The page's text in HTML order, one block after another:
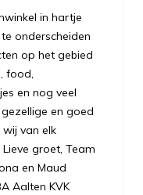
in hartje
onderscheiden
op het gebied
food,
en nog veel
en goed
van elk
groet, Team
en Maud
Aalten KVK